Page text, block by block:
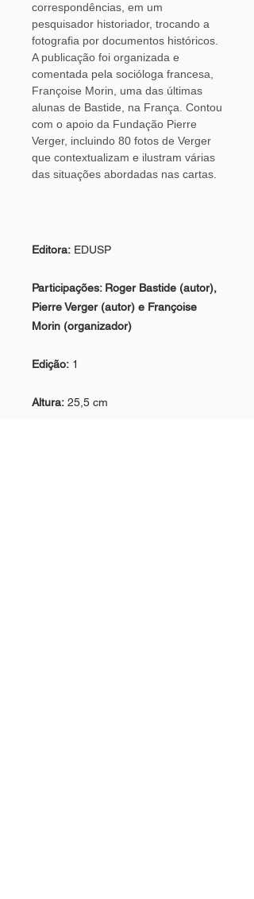
correspondências, em um
pesquisador historiador, trocando a
fotografia por documentos históricos.
A publicação foi organizada e
comentada pela socióloga francesa,
Françoise Morin,
uma das últimas
alunas de Bastide, na França. Contou
com o apoio da Fundação Pierre
Verger, incluindo 80 fotos de Verger
que contextualizam e ilustram várias
das situações abordadas nas cartas.
Editora: EDUSP
Participações: Roger Bastide (autor),
Pierre Verger (autor) e Françoise
Morin (organizador)
Edição: 1
Altura: 25,5 cm